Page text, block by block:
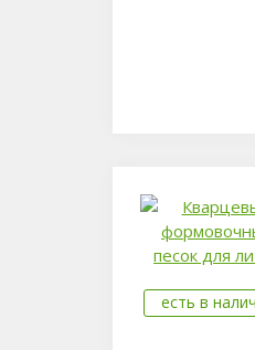
есть в